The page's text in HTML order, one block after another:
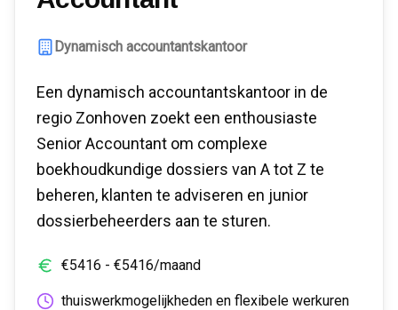
Dynamisch accountantskantoor
Een dynamisch accountantskantoor in de
regio Zonhoven zoekt een enthousiaste
Senior Accountant om complexe
boekhoudkundige dossiers van A tot Z te
beheren, klanten te adviseren en junior
dossierbeheerders aan te sturen.
€5416 - €5416/maand
thuiswerkmogelijkheden en flexibele werkuren